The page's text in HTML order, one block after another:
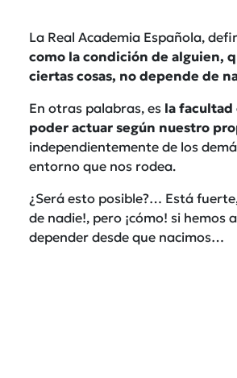
La Real Academia Española,
como la condición de alguien,
ciertas cosas, no depende de
En otras palabras, es la
poder actuar según nuestro
independientemente de los
entorno que nos rodea.
¿Será esto posible?… Está
de nadie!, pero ¡cómo! si hemos
depender desde que nacimos…